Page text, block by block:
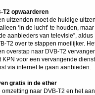
T2 opwaarderen
uitzenden moet de huidige
‘in de lucht’ te houden,
aanbieders van televisie”,
T2 over te stappen moeilijker.
overstap naar DVB-T2
voor een vervangende
via internet te gaan aanbieden.
gratis in de ether
omzetting naar DVB-T2 en het